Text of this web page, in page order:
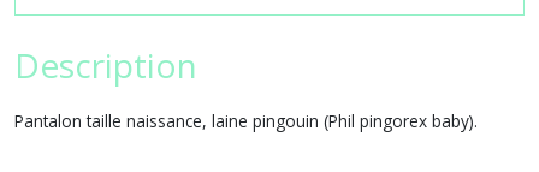
Description
Pantalon taille naissance, laine pingouin (Phil pingorex baby).